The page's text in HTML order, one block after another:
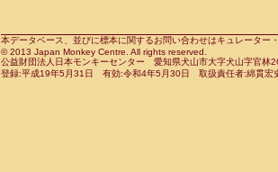
CercopithecidaePapio anubis(0)
CercopithecidaePapio cynocephalus
CercopithecidaePapio hamadryas(0)
CebidaeSaguinus leucopus(0)
CebidaeSaguinus midas(0)
Cebidae Saguinus mystax(0)
本データベース、並びに標本に関するお問い合わせはキュレータ
© 2013 Japan Monkey Centre. All rights reserved.
公益財団法人日本モンキーセンター 愛知県犬山市大字犬山字官
登録:平成19年5月31日 有効:令和4年5月30日 取扱責任者:綿貫宏